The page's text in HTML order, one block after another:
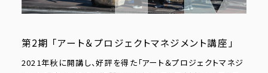
第2期 「アート＆プロジェクトマネジメント講座」
2021年秋に開講し、好評を得た「アート＆プロジェクトマネジ